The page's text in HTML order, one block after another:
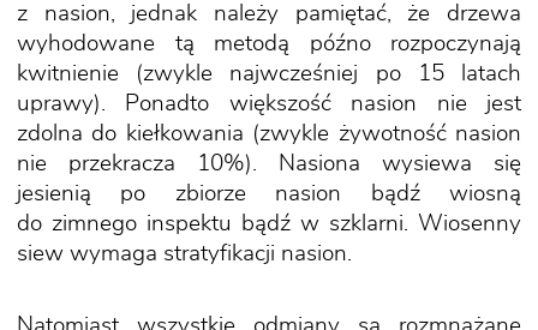
z nasion, jednak należy pamiętać, że drzewa
wyhodowane tą metodą późno rozpoczynają
kwitnienie (zwykle najwcześniej po 15 latach
uprawy). Ponadto większość nasion nie jest
zdolna do kiełkowania (zwykle żywotność nasion
nie przekracza 10%). Nasiona wysiewa się
jesienią po zbiorze nasion bądź wiosną
do zimnego inspektu bądź w szklarni. Wiosenny
siew wymaga stratyfikacji nasion.